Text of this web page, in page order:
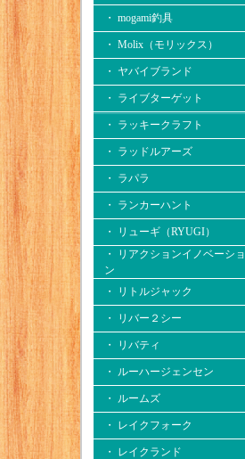
・ mogami釣具
・ Molix（モリックス）
・ ヤバイブランド
・ ライブターゲット
・ ラッキークラフト
・ ラッドルアーズ
・ ラパラ
・ ランカーハント
・ リューギ（RYUGI）
・ リアクションイノベーショ
ン
・ リトルジャック
・ リバー２シー
・ リバティ
・ ルーハージェンセン
・ ルームズ
・ レイクフォーク
・ レイクランド